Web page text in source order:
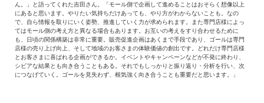
ん。」と語ってくれた吉田さん。「モール側で企画して進めることはおそらく想像以上
にあると思います。やりたい気持ちだけあっても、やり方がわからないことも。なの
で、自ら情報を取りにいく姿勢、推進していく力が求められます。また専門店様によっ
てはモール側の考え方と異なる場合もあります。お互いの考えをすり合わせるために
も、日頃の関係構築は非常に重要。販売促進企画はあくまで手段であり、ゴールは専門
店様の売り上げ向上、そして地域のお客さまの体験価値の創出です。どれだけ専門店様
とお客さまに喜ばれる企画ができるか。イベントやキャンペーンなどが不発に終わり、
シビアな結果とも向き合うこともある。それでもしっかりと振り返り・分析を行い、次
につなげていく。ゴールを見失わず、根気強く向き合うことも重要だと思います。」